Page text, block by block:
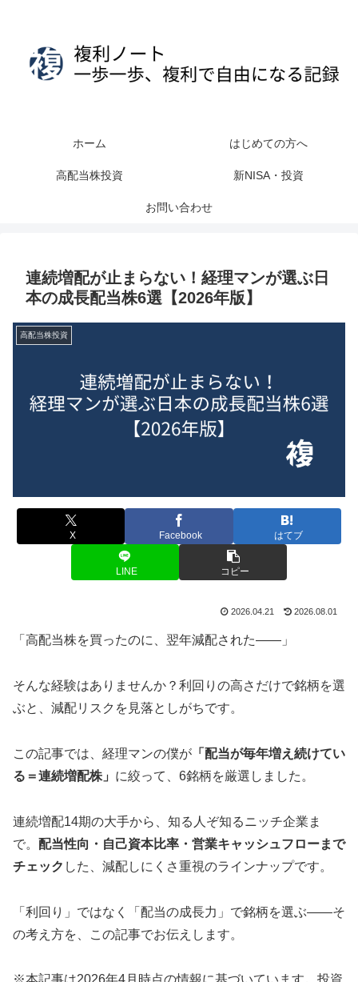
ホーム はじめての方へ
高配当株投資 新NISA・投資
お問い合わせ
連続増配が止まらない！経理マンが選ぶ日
本の成長配当株6選【2026年版】
高配当株投資
X Facebook はてブ
LINE コピー
2026.04.21 2026.08.01
「高配当株を買ったのに、翌年減配された——」
そんな経験はありませんか？利回りの高さだけで銘柄を選
ぶと、減配リスクを見落としがちです。
この記事では、経理マンの僕が 「配当が毎年増え続けてい
る＝連続増配株」 に絞って、6銘柄を厳選しました。
連続増配14期の大手から、知る人ぞ知るニッチ企業ま
で。 配当性向・自己資本比率・営業キャッシュフローまで
チェック した、減配しにくさ重視のラインナップです。
「利回り」ではなく「配当の成長力」で銘柄を選ぶ——そ
の考え方を、この記事でお伝えします。